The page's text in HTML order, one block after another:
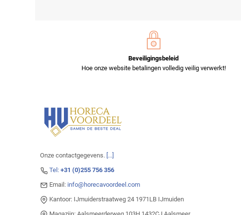
Beveiligingsbeleid
Hoe onze website betalingen volledig veilig verwerkt!
Onze contactgegevens. [...]
Tel: +31 (0)255 756 356
Email: info@horecavoordeel.com
Kantoor: IJmuiderstraatweg 24 1971LB IJmuiden